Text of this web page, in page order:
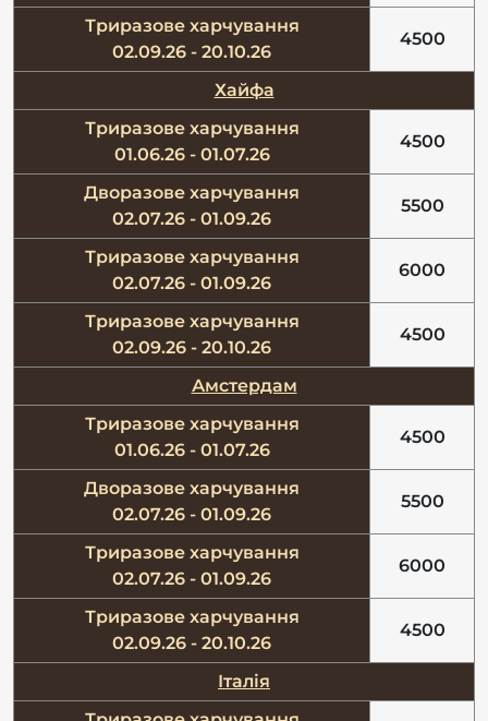
Триразове харчування
02.09.26 - 20.10.26
4500
Хайфа
Триразове харчування
01.06.26 - 01.07.26
4500
Дворазове харчування
02.07.26 - 01.09.26
5500
Триразове харчування
02.07.26 - 01.09.26
6000
Триразове харчування
02.09.26 - 20.10.26
4500
Амстердам
Триразове харчування
01.06.26 - 01.07.26
4500
Дворазове харчування
02.07.26 - 01.09.26
5500
Триразове харчування
02.07.26 - 01.09.26
6000
Триразове харчування
02.09.26 - 20.10.26
4500
Італія